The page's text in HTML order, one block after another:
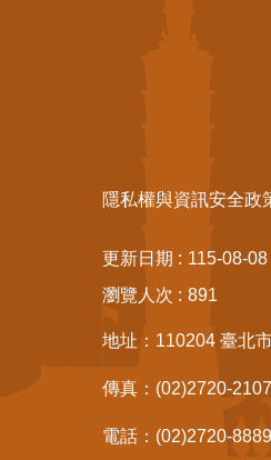
隱私權與資訊安全政
更新日期
115-08-08
瀏覽人次
891
地址：110204 臺北
傳真：(02)2720-2107
電話：(02)2720-